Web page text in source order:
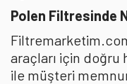
Polen Filtresinde
araçları için
ile müşteri